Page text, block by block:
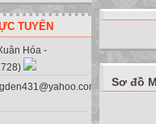
TUYẾN
Hóa -
Sơ đồ